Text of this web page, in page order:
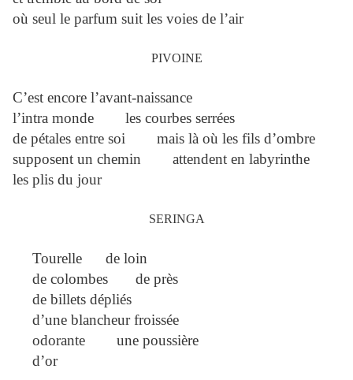
où seul le parfum suit les voies de l’air
PIVOINE
C’est encore l’avant-naissance
l’intra monde les courbes serrées
de pétales entre soi mais là où les fils d’ombre
supposent un chemin attendent en labyrinthe
les plis du jour
SERINGA
Tourelle de loin
de colombes de près
de billets dépliés
d’une blancheur froissée
odorante une poussière
d’or